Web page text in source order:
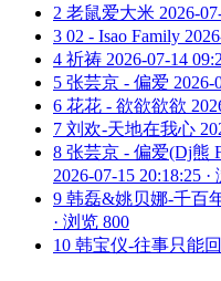
2 老鼠爱大米 2026-
3 02 - Isao Family
4 祈祷 2026-07-14
5 张芸京 - 偏爱 2026-
6 花花 - 欲欲欲欲
7 刘欢-天地在我心
8 张芸京 - 偏爱(Dj熊
2026-07-15 20:18:25 ·
9 韩磊&姚贝娜-千百
· 浏览 800
10 韩宝仪-往事只能